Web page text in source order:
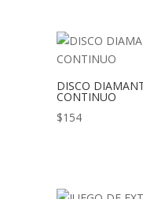
DISCO
CONTINUO
$154